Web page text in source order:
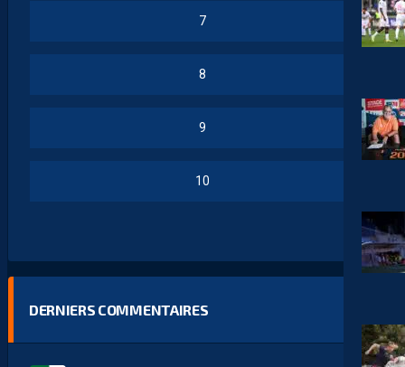
7
8
9
10
DERNIERS COMMENTAIRES